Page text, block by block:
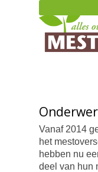
Vanaf 2014
het
hebben nu
deel van hun